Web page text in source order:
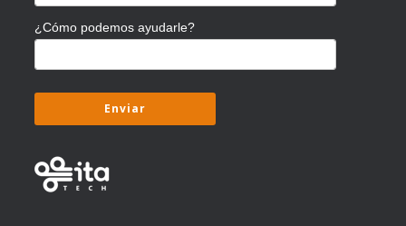
¿Cómo podemos ayudarle?